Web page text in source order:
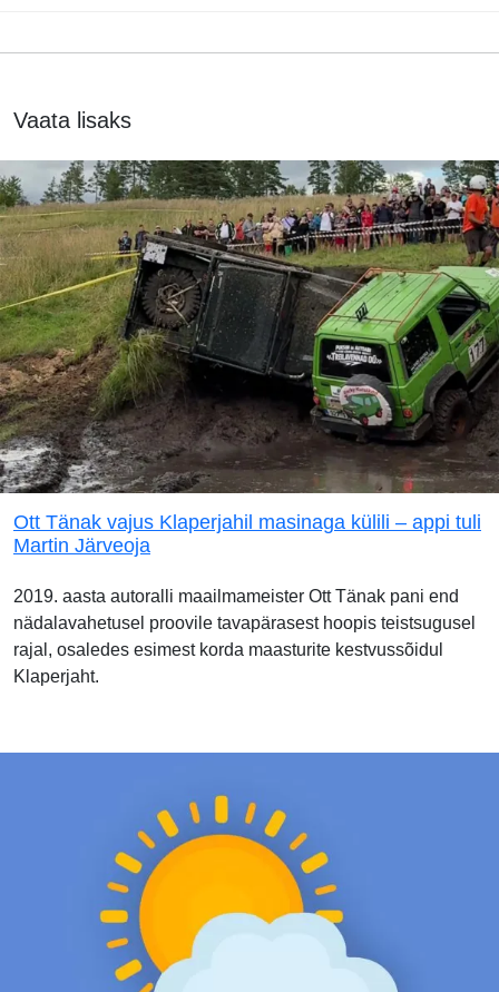
Vaata lisaks
Ott Tänak vajus Klaperjahil masinaga külili – appi tuli
Martin Järveoja
2019. aasta autoralli maailmameister Ott Tänak pani end
nädalavahetusel proovile tavapärasest hoopis teistsugusel
rajal, osaledes esimest korda maasturite kestvussõidul
Klaperjaht.